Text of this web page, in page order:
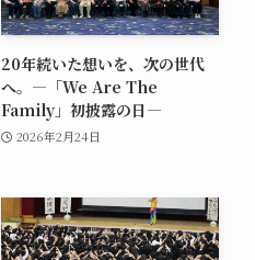
20年続いた想いを、次の世代
へ。―「We Are The
Family」初披露の日―
2026年2月24日